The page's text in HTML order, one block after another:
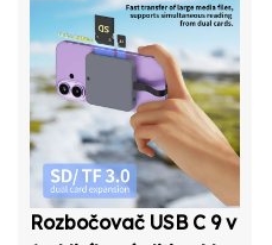
Rozbočovač USB C 9 v